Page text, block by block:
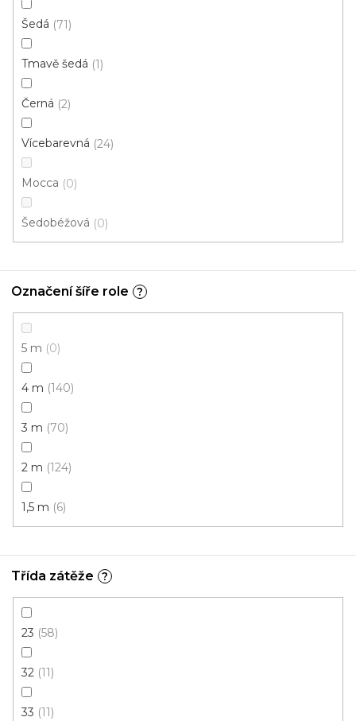
Šedá 71
Tmavě šedá 1
Černá 2
Vícebarevná 24
Mocca 0
Šedobéžová 0
Označení šíře role ?
5 m 0
4 m 140
3 m 70
2 m 124
1,5 m 6
Třída zátěže ?
23 58
32 11
33 11
PVC podlaha IPERFORM 70 Camargue T62
541 Kč/ m2
4 m 2 m
PVC podlaha TERRA T2
497 Kč